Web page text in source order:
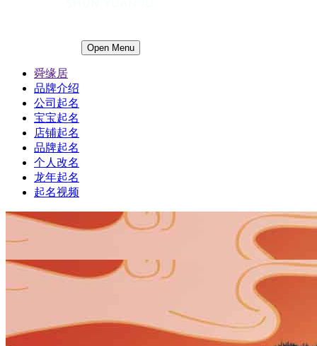
Open Menu
舜缘居
品牌介绍
公司起名
宝宝起名
店铺起名
品牌起名
个人改名
龙年起名
起名视频